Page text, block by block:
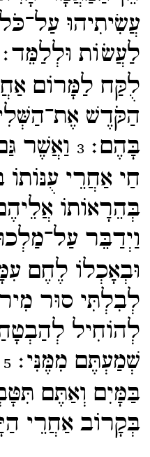
עֲשִׂיתִיהוּ
לַעֲשֹוֹת
לֻקַּח לַמָּרוֹם
הַקֹּדֶשׁ
בָּהֶם׃3 וַאֲשֶׁר
חַי אַחֲרֵי
בְּהֵרָאוֹתוֹ
וַיְדַבֵּר
וּבְאָכְלוֹ לֶחֶם
לְבִלְתִּי סוּר
לְהוֹחִיל
שְׁמַעְתֶּם מִמֶּנִּי׃5
בַּמָּיִם וְאַתֶּם
בְּקָרוֹב אַחֲרֵי